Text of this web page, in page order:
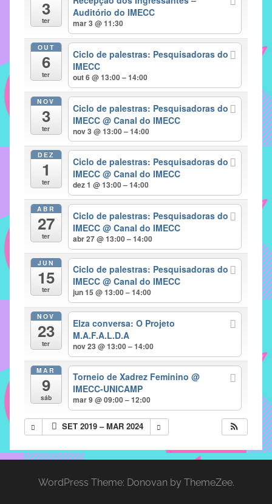
proporcionem
fortalecimento
sociais
profissionais
alunos,
professores
pacificadoras
problemas
verificados
instituto,
para
prevenção
3
ter
Auditório do IMECC
mar 3 @ 11:30
OUT
6
ter
Ciclo de palestras: Pesquisadoras do
IMECC
out 6 @ 13:00 – 14:00
NOV
3
ter
Ciclo de palestras: Pesquisadoras do
IMECC@ Canal do IMECC
nov 3 @ 13:00 – 14:00
DEZ
1
ter
Ciclo de palestras: Pesquisadoras do
IMECC@ Canal do IMECC
dez 1 @ 13:00 – 14:00
ABR
27
ter
Ciclo de palestras: Pesquisadoras do
IMECC@ Canal do IMECC
abr 27 @ 13:00 – 14:00
JUN
15
ter
Ciclo de palestras: Pesquisadoras do
IMECC@ Canal do IMECC
jun 15 @ 13:00 – 14:00
NOV
23
ter
Elza conversa: O Projeto
M.A.F.A.L.D.A
nov 23 @ 13:00 – 14:00
MAR
9
sáb
Torneio de Xadrez Feminino@
IMECC-UNICAMP
mar 9 @ 09:00 – 12:00
SET 2019 – MAR 2024
WordPress Theme: Donovan by ThemeZee.